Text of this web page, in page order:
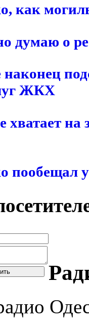
как
думаю о
ЖКХ
хватает
пообещал